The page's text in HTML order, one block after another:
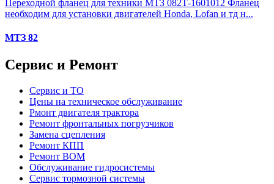
Переходной фланец для техники МТЗ 082Т-1601012 Фланец
необходим для установки двигателей Honda, Lofan и тд н...
МТЗ 82
Сервис и Ремонт
Сервис и ТО
Цены на техническое обслуживание
Рмонт двигателя трактора
Ремонт фронтальных погрузчиков
Замена сцепления
Ремонт КПП
Ремонт ВОМ
Обслуживание гидросистемы
Сервис тормозной системы